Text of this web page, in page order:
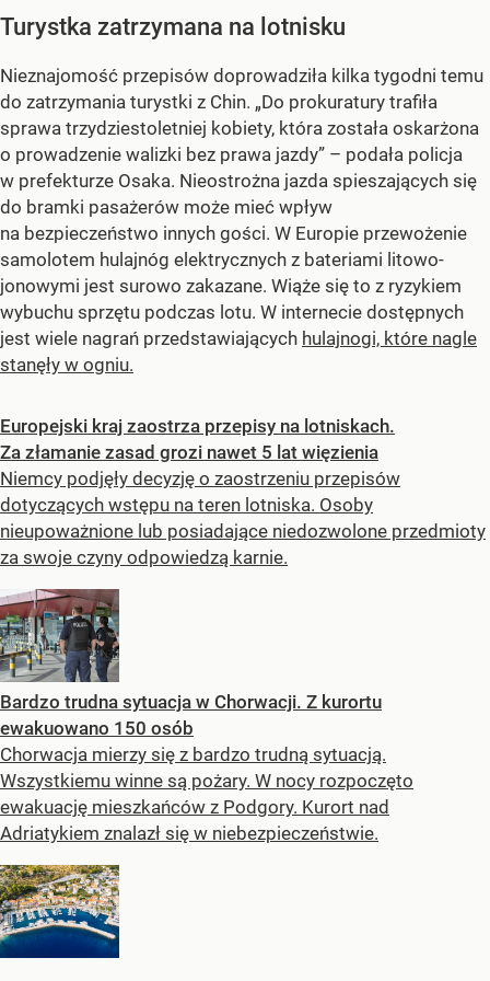
Turystka zatrzymana na lotnisku
Nieznajomość przepisów doprowadziła kilka tygodni temu
do zatrzymania turystki z Chin. „Do prokuratury trafiła
sprawa trzydziestoletniej kobiety, która została oskarżona
o prowadzenie walizki bez prawa jazdy” – podała policja
w prefekturze Osaka. Nieostrożna jazda spieszających się
do bramki pasażerów może mieć wpływ
na bezpieczeństwo innych gości. W Europie przewożenie
samolotem hulajnóg elektrycznych z bateriami litowo-
jonowymi jest surowo zakazane. Wiąże się to z ryzykiem
wybuchu sprzętu podczas lotu. W internecie dostępnych
jest wiele nagrań przedstawiających hulajnogi, które nagle
stanęły w ogniu.
Europejski kraj zaostrza przepisy na lotniskach.
Za złamanie zasad grozi nawet 5 lat więzienia
Niemcy podjęły decyzję o zaostrzeniu przepisów
dotyczących wstępu na teren lotniska. Osoby
nieupoważnione lub posiadające niedozwolone przedmioty
za swoje czyny odpowiedzą karnie.
Bardzo trudna sytuacja w Chorwacji. Z kurortu
ewakuowano 150 osób
Chorwacja mierzy się z bardzo trudną sytuacją.
Wszystkiemu winne są pożary. W nocy rozpoczęto
ewakuację mieszkańców z Podgory. Kurort nad
Adriatykiem znalazł się w niebezpieczeństwie.